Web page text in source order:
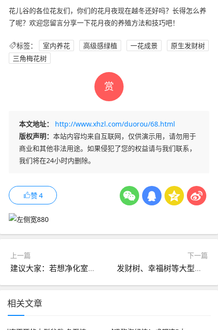
花儿谷的各位花友们，你们的花月夜现在越冬还好吗？长得怎么养
了呢？欢迎您留言分享一下花月夜的养殖方法和技巧吧！
标签： 室内养花 高级感绿植 一花成景
原生发财树
三角梅花树
赏
本文地址：
http://www.xhzl.com/duorou/68.html
版权声明： 本站内容均来自互联网，仅供演示用，请勿用于
商业和其他非法用途。如果侵犯了您的权益请与我们联系，
我们将在24小时内删除。
赞4
上一篇
建议大家：若想净化室内空气，这8样植物可以在家养，效果不错
下一篇
发财树、幸福树等大型绿植冬天怎么养？快来看看
相关文章